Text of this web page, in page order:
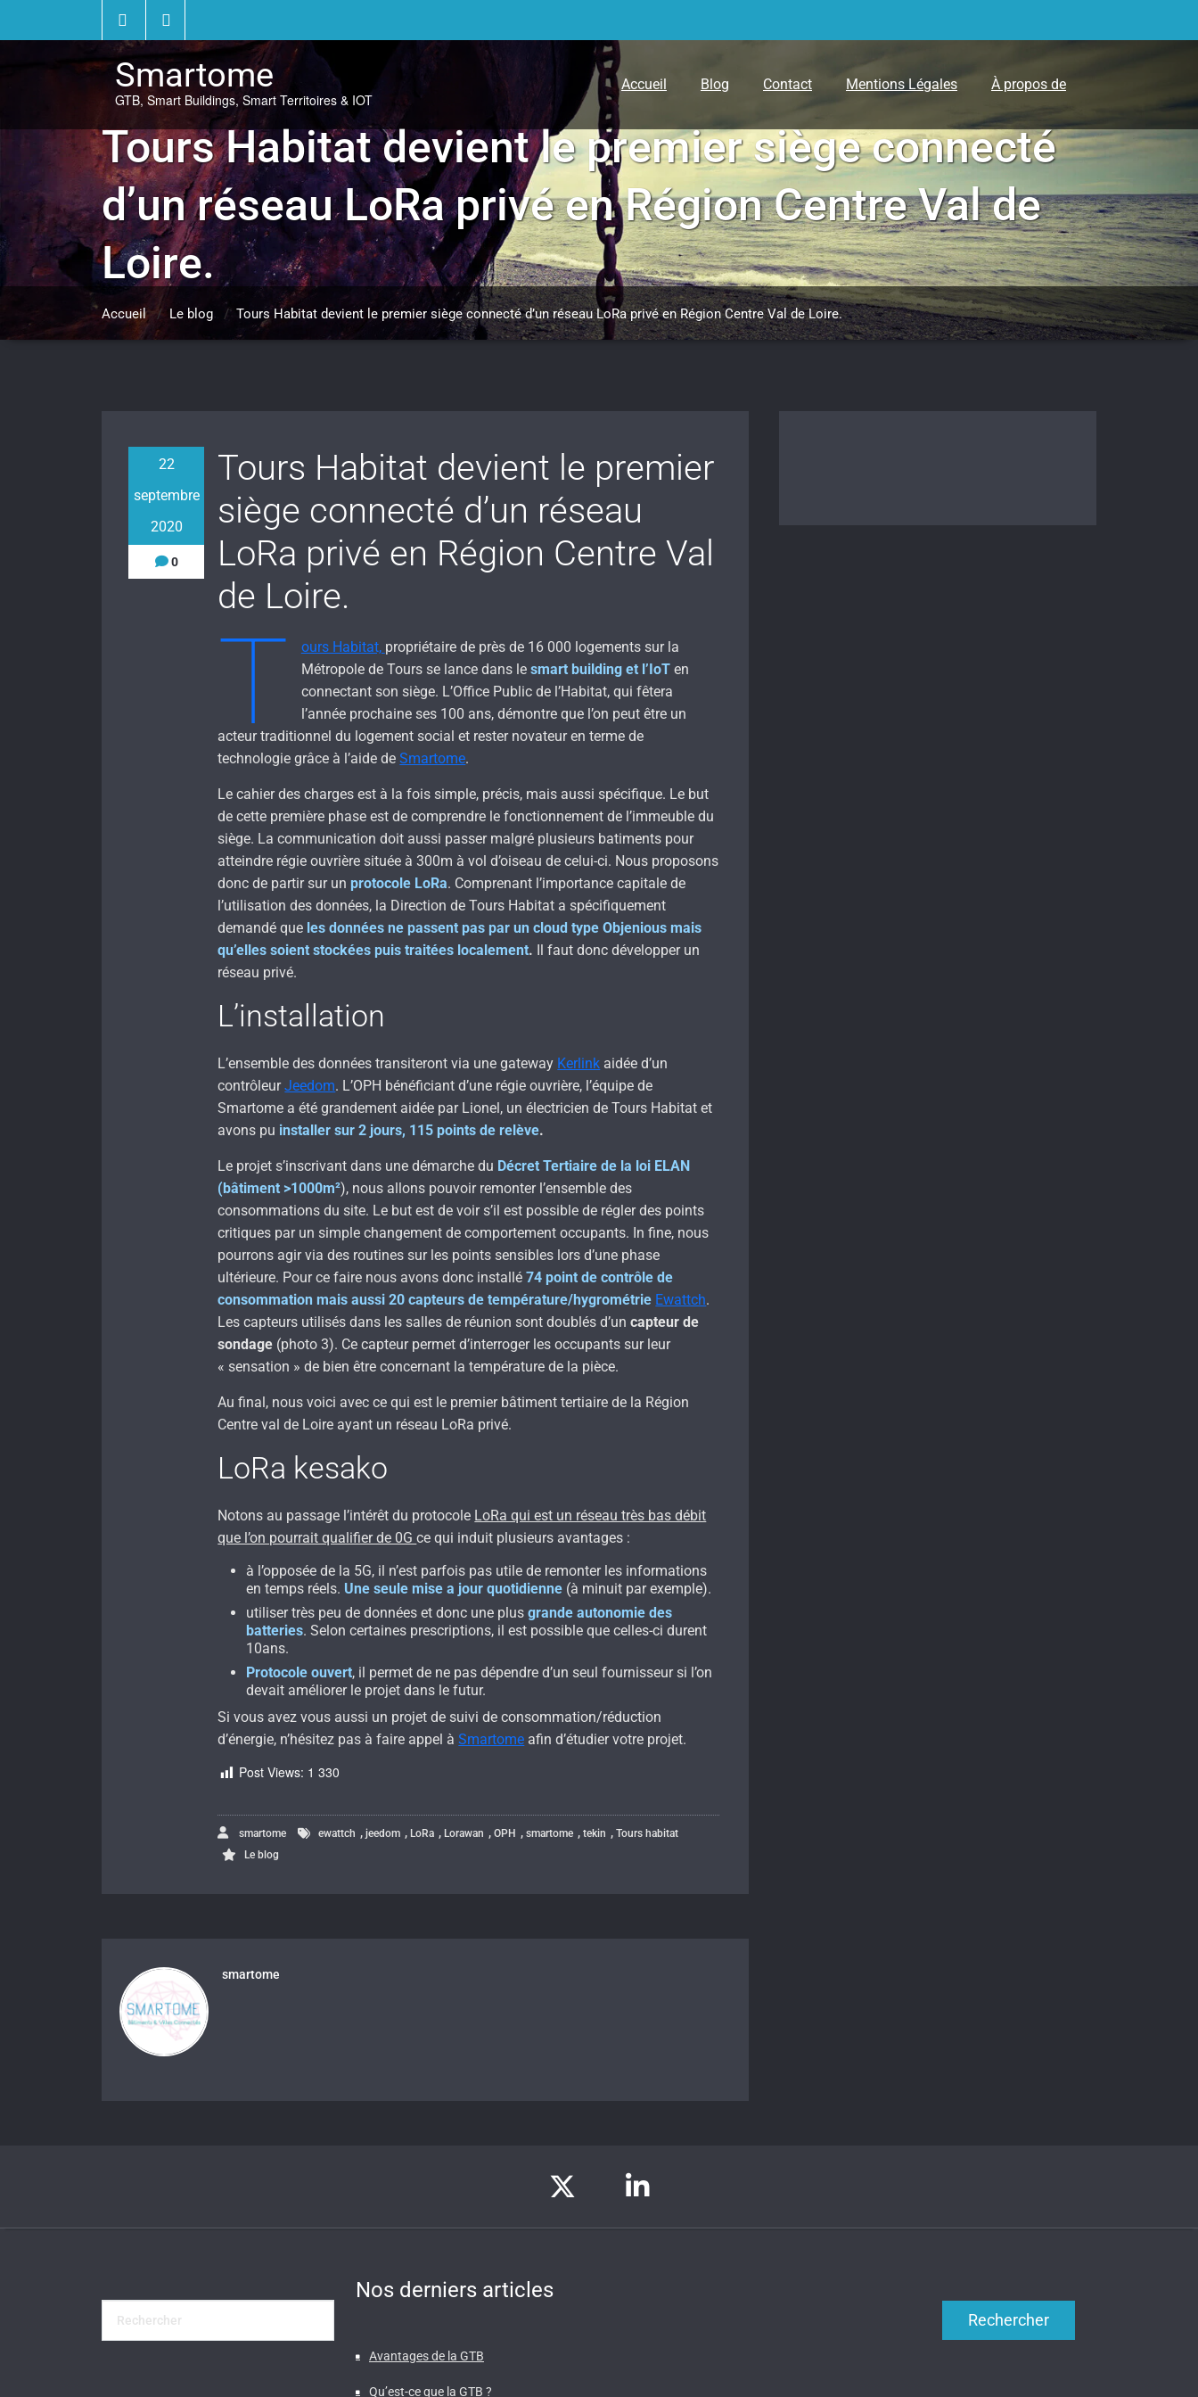
content
Smartome
GTB, Smart Buildings, Smart Territoires & IOT
Accueil Blog Contact Mentions Légales À propos de
Tours Habitat devient le premier siège connecté
d’un réseau LoRa privé en Région Centre Val de
Loire.
Accueil/ Le blog/ Tours Habitat devient le premier siège connecté d’un réseau LoRa privé en Région Centre Val de Loire.
22
septembre
2020
0
Tours Habitat devient le premier
siège connecté d’un réseau
LoRa privé en Région Centre Val
de Loire.
T ours Habitat, propriétaire de près de 16 000 logements sur la
Métropole de Tours se lance dans le smart building et l’IoTen
connectant son siège. L’Office Public de l’Habitat, qui fêtera
l’année prochaine ses 100 ans, démontre que l’on peut être un
acteur traditionnel du logement social et rester novateur en terme de
technologie grâce à l’aide deSmartome.
Le cahier des charges est à la fois simple, précis, mais aussi spécifique. Le but
de cette première phase est de comprendre le fonctionnement de l’immeuble du
siège. La communication doit aussi passer malgré plusieurs batiments pour
atteindre régie ouvrière située à 300m à vol d’oiseau de celui-ci. Nous proposons
donc de partir sur un protocole LoRa. Comprenant l’importance capitale de
l’utilisation des données, la Direction de Tours Habitat a spécifiquement
demandé que les données ne passent pas par un cloud type Objenious mais
qu’elles soient stockées puis traitées localement. Il faut donc développer un
réseau privé.
L’installation
L’ensemble des données transiteront via une gateway Kerlink aidée d’un
contrôleurJeedom. L’OPH bénéficiant d’une régie ouvrière, l’équipe de
Smartome a été grandement aidée par Lionel, un électricien de Tours Habitat et
avons pu installer sur 2 jours, 115 points de relève.
Le projet s’inscrivant dans une démarche du Décret Tertiaire de la loi ELAN
(bâtiment >1000m²), nous allons pouvoir remonter l’ensemble des
consommations du site. Le but est de voir s’il est possible de régler des points
critiques par un simple changement de comportement occupants. In fine, nous
pourrons agir via des routines sur les points sensibles lors d’une phase
ultérieure. Pour ce faire nous avons donc installé74 point de contrôle de
consommation mais aussi 20 capteurs de température/hygrométrie Ewattch.
Les capteurs utilisés dans les salles de réunion sont doublés d’uncapteur de
sondage (photo 3). Ce capteur permet d’interroger les occupants sur leur
« sensation » de bien être concernant la température de la pièce.
Au final, nous voici avec ce qui est le premier bâtiment tertiaire de la Région
Centre val de Loire ayant un réseau LoRa privé.
LoRa kesako
Notons au passage l’intérêt du protocole LoRa qui est un réseau très bas débit
que l’on pourrait qualifier de 0Gce qui induit plusieurs avantages :
à l’opposée de la 5G, il n’est parfois pas utile de remonter les informations
en temps réels. Une seule mise a jour quotidienne (à minuit par exemple).
utiliser très peu de données et donc une plusgrande autonomie des
batteries. Selon certaines prescriptions, il est possible que celles-ci durent
10ans.
Protocole ouvert, il permet de ne pas dépendre d’un seul fournisseur si l’on
devait améliorer le projet dans le futur.
Si vous avez vous aussi un projet de suivi de consommation/réduction
d’énergie, n’hésitez pas à faire appel àSmartome afin d’étudier votre projet.
Post Views: 1 330
smartome ewattch ,jeedom ,LoRa ,Lorawan ,OPH ,smartome ,tekin ,Tours habitat
Le blog
smartome
Nos derniers articles
Avantages de la GTB
Qu’est-ce que la GTB ?